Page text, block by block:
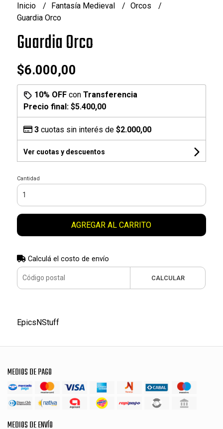
Inicio Fantasía Medieval
Orcos
Guardia Orco
Guardia Orco
$6.000,00
10% OFFcon Transferencia
Precio final: $5.400,00
3cuotas sin interés de $2.000,00
Ver cuotas y descuentos
Cantidad
AGREGAR AL CARRITO
Calculá el costo de envío
CALCULAR
EpicsNStuff
MEDIOS DE PAGO
MEDIOS DE ENVÍO